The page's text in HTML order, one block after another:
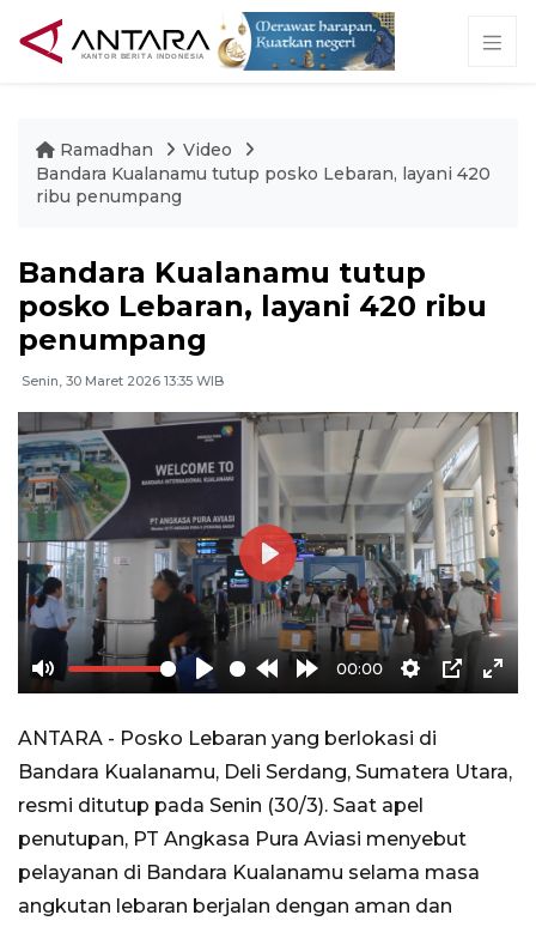
Ramadhan
Video
Bandara Kualanamu tutup posko Lebaran, layani 420
ribu penumpang
Bandara Kualanamu tutup
posko Lebaran, layani 420 ribu
penumpang
Senin, 30 Maret 2026 13:35 WIB
Mute Play
RewindForward
10s
00:00
Settings
PIP
Play
ANTARA - Posko Lebaran yang berlokasi di
Bandara Kualanamu, Deli Serdang, Sumatera Utara,
resmi ditutup pada Senin (30/3). Saat apel
penutupan, PT Angkasa Pura Aviasi menyebut
pelayanan di Bandara Kualanamu selama masa
angkutan lebaran berjalan dengan aman dan